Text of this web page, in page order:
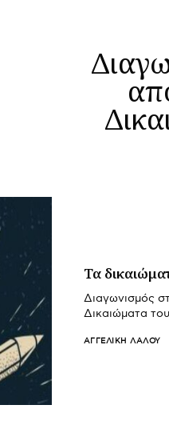
Τα
Διαγωνισμός
Δικαιώματα
ΑΓΓΕΛΙΚΉ ΛΆΛΟΥ